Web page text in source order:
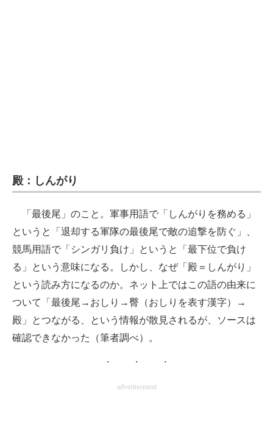
殿：しんがり
「最後尾」のこと。軍事用語で「しんがりを務める」
というと「退却する軍隊の最後尾で敵の追撃を防ぐ」、
競馬用語で「シンガリ負け」というと「最下位で負け
る」という意味になる。しかし、なぜ「殿＝しんがり」
という読み方になるのか。ネット上ではこの語の由来に
ついて「最後尾→おしり→臀（おしりを表す漢字）→
殿」とつながる、という情報が散見されるが、ソースは
確認できなかった（筆者調べ）。
advertisement